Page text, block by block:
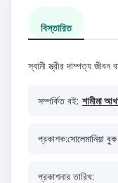
বিস্তারিত
স্বামী স্ত্রীর দাম্পত্য
সম্পর্কিত বই: শামীমা
প্রকাশক:সোলেমানিয়া
প্রকাশনার তারিখ: